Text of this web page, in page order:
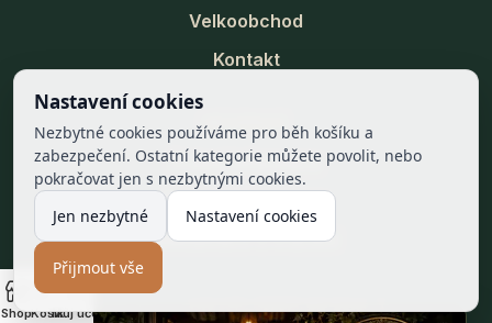
Velkoobchod
Kontakt
INFORMACE
Právní informace
Nastavení cookies
Reklamace a vrácení
ShopKošíkMůj účet
Nastavení cookies
Nezbytné cookies používáme pro běh košíku a
zabezpečení. Ostatní kategorie můžete povolit, nebo
pokračovat jen s nezbytnými cookies.
Jen nezbytné
Nastavení cookies
Přijmout vše